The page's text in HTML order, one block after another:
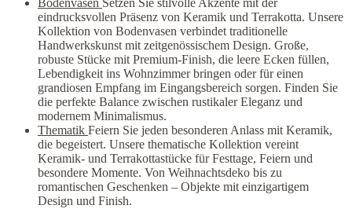
Bodenvasen Setzen Sie stilvolle Akzente mit der
eindrucksvollen Präsenz von Keramik und Terrakotta. Unsere
Kollektion von Bodenvasen verbindet traditionelle
Handwerkskunst mit zeitgenössischem Design. Große,
robuste Stücke mit Premium-Finish, die leere Ecken füllen,
Lebendigkeit ins Wohnzimmer bringen oder für einen
grandiosen Empfang im Eingangsbereich sorgen. Finden Sie
die perfekte Balance zwischen rustikaler Eleganz und
modernem Minimalismus.
Thematik Feiern Sie jeden besonderen Anlass mit Keramik,
die begeistert. Unsere thematische Kollektion vereint
Keramik- und Terrakottastücke für Festtage, Feiern und
besondere Momente. Von Weihnachtsdeko bis zu
romantischen Geschenken – Objekte mit einzigartigem
Design und Finish.